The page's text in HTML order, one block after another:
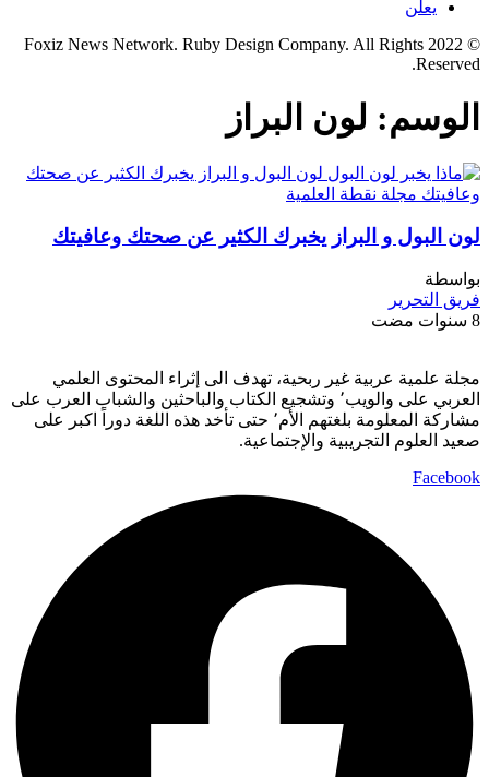
يعلن
© 2022 Foxiz News Network. Ruby Design Company. All Rights
Reserved.
الوسم: لون البراز
لون البول و البراز يخبرك الكثير عن صحتك وعافيتك
بواسطة
فريق التحرير
8 سنوات مضت
مجلة علمية عربية غير ربحية، تهدف الى إثراء المحتوى العلمي
العربي على والويب٬ وتشجيع الكتاب والباحثين والشباب العرب على
مشاركة المعلومة بلغتهم الأم٬ حتى تأخد هذه اللغة دوراً اكبر على
صعيد العلوم التجريبية والإجتماعية.
Facebook